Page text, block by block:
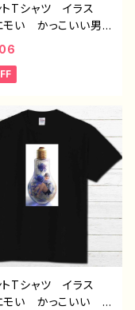
トTシャツ イラス
い かっこいい男
ゃれ メンズ レ
ース おしゃれ 黒
的 おすすめ 人気
イター オリジナル
ン グッズ 半袖シャ
イン コラボ タ
：フェアリウム(黄)
ナ F-5
トTシャツ イラス
い かっこいい